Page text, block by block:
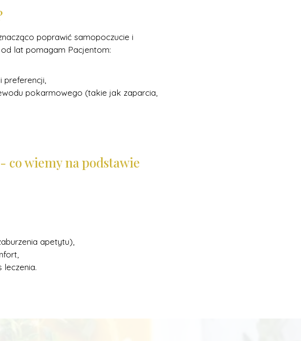
poprawić samopoczucie i
lat pomagam Pacjentom:
pokarmowego (takie jak zaparcia,
co wiemy na podstawie
apetytu),